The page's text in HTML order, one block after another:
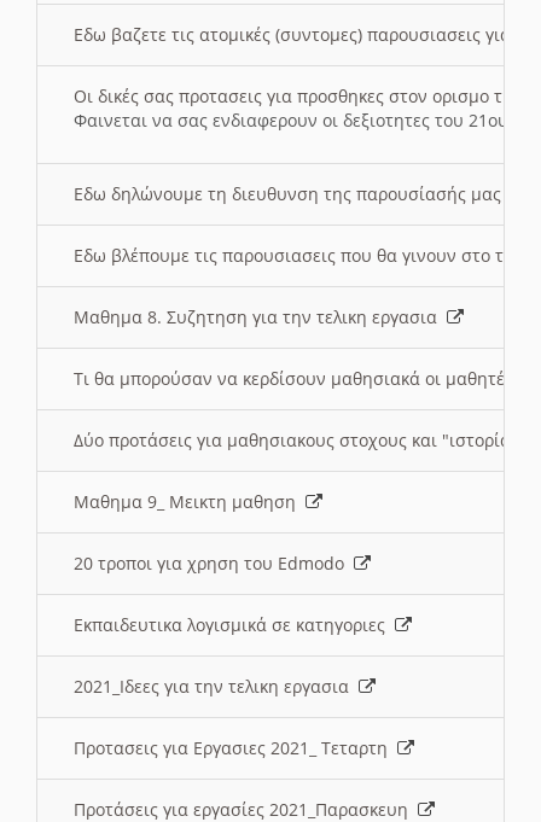
Εδω βαζετε τις ατομικές (συντομες) παρουσιασεις για
Οι δικές σας προτασεις για προσθηκες στον ορισμο
Φαινεται να σας ενδιαφερουν οι δεξιοτητες του 21ου
Εδω δηλώνουμε τη διευθυνση της παρουσίασής μας
Εδω βλέπουμε τις παρουσιασεις που θα γινουν στο
Μαθημα 8. Συζητηση για την τελικη εργασια
Τι θα μπορούσαν να κερδίσουν μαθησιακά οι μαθητές/
Δύο προτάσεις για μαθησιακους στοχους και "ιστορία"
Μαθημα 9_ Μεικτη μαθηση
20 τροποι για χρηση του Edmodo
Εκπαιδευτικα λογισμικά σε κατηγοριες
2021_Ιδεες για την τελικη εργασια
Προτασεις για Εργασιες 2021_ Τεταρτη
Προτάσεις για εργασίες 2021_Παρασκευη